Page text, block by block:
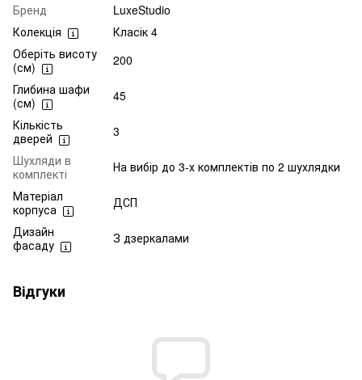
Бренд
LuxeStudio
Колекція
Класік 4
Оберіть висоту
(см)
200
Глибина шафи
(см)
45
Кількість
дверей
3
Шухляди в
комплекті
На вибір до 3-х комплектів по 2 шухлядки
Матеріал
корпуса
ДСП
Дизайн
фасаду
З дзеркалами
Відгуки